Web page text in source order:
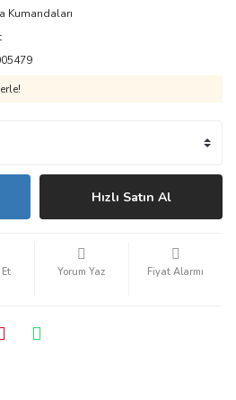
Kumandaları
Hızlı Satın Al
Yorum Yaz Fiyat Alarmı